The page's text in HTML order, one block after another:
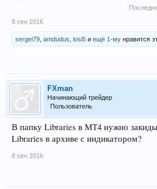
8 сен 2016
sergei79 amdudus losi5 и ещё 1-му нравится
FXman
Начинающий трейдер
Пользователь
В папку Libraries в МТ4 нужно
Libraries в архиве с индикатором?
8 сен 2016